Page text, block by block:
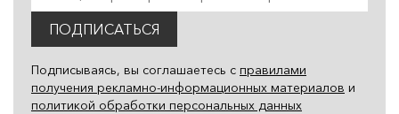
ПОДПИСАТЬСЯ
Подписываясь, вы соглашаетесь с правилами
получения рекламно-информационных материалов и
политикой обработки персональных данных